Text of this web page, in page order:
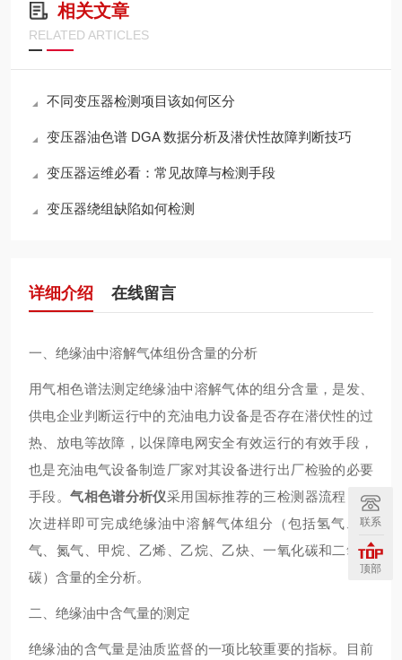
相关文章
RELATED ARTICLES
不同变压器检测项目该如何区分
变压器油色谱 DGA 数据分析及潜伏性故障判断技巧
变压器运维必看：常见故障与检测手段
变压器绕组缺陷如何检测
详细介绍 在线留言
一、绝缘油中溶解气体组份含量的分析
用气相色谱法测定绝缘油中溶解气体的组分含量，是发、
供电企业判断运行中的充油电力设备是否存在潜伏性的过
热、放电等故障，以保障电网安全有效运行的有效手段，
也是充油电气设备制造厂家对其设备进行出厂检验的必要
手段。气相色谱分析仪采用国标推荐的三检测器流程，一
次进样即可完成绝缘油中溶解气体组分（包括氢气、氧
气、氮气、甲烷、乙烯、乙烷、乙炔、一氧化碳和二氧化
碳）含量的全分析。
二、绝缘油中含气量的测定
绝缘油的含气量是油质监督的一项比较重要的指标。目前
联系
顶部